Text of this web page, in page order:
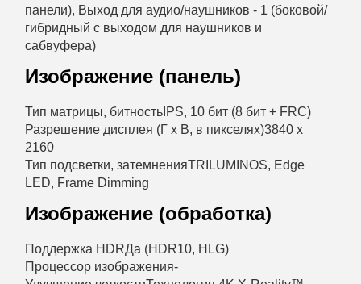
панели), Выход для аудио/наушников - 1 (боковой/
гибридный с выходом для наушников и
сабвуфера)
Изображение (панель)
Тип матрицы, битность IPS, 10 бит (8 бит + FRC)
Разрешение дисплея (Г x В, в пикселях)3840 x
2160
Тип подсветки, затемненияTRILUMINOS, Edge
LED, Frame Dimming
Изображение (обработка)
Поддержка HDRДа (HDR10, HLG)
Процессор изображения-